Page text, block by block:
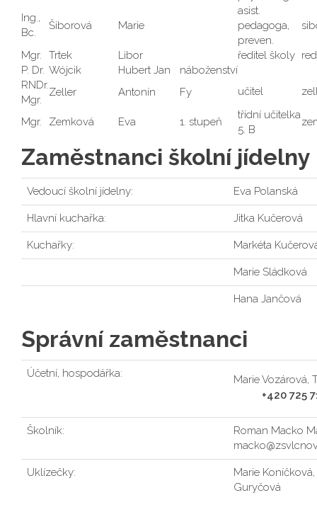
Ing.,
Bc.
Šiborová Marie
asist.
pedagoga,
preven.
Mgr. Trtek Libor ředitel školy
P. Dr. Wójcik Hubert Jan
náboženství
RNDr.
Mgr.
Zeller Antonín Fy učitel
Mgr. Zemková Eva 1. stupeň
třídní učitelka
5. B
Zaměstnanci školní jídelny
Vedoucí školní jídelny: Eva Polanská
Hlavní kuchařka: Jitka Kučerová
Kuchařky: Markéta
Marie Sládková
Hana Jančová
Správní zaměstnanci
Účetní, hospodářka:
Marie Vozárová,
+420 725
Školník:
Roman Macko
Uklízečky:
Marie
Guryčová